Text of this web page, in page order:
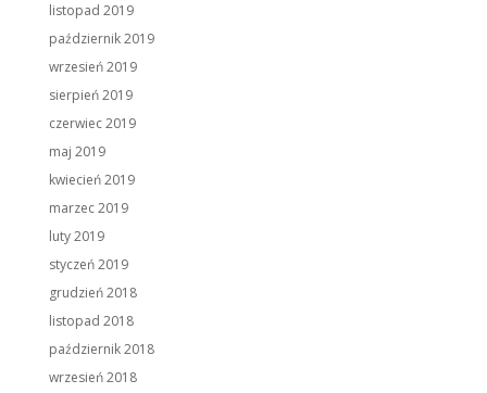
listopad 2019
październik 2019
wrzesień 2019
sierpień 2019
czerwiec 2019
maj 2019
kwiecień 2019
marzec 2019
luty 2019
styczeń 2019
grudzień 2018
listopad 2018
październik 2018
wrzesień 2018